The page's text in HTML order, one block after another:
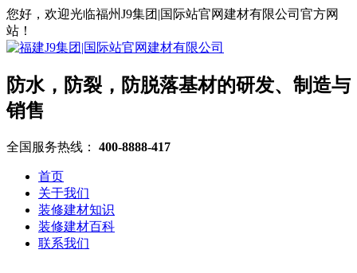
您好，欢迎光临福州J9集团|国际站官网建材有限公司官方网
站！
防水，防裂，防脱落基材的研发、制造与
销售
全国服务热线： 400-8888-417
首页
关于我们
装修建材知识
装修建材百科
联系我们